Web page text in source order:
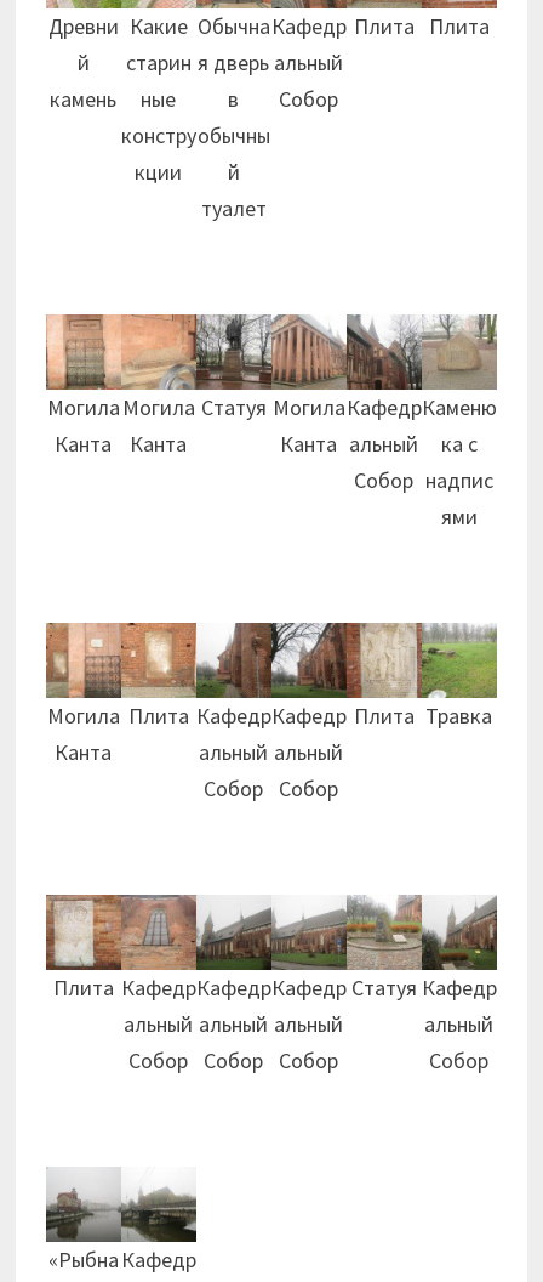
Древни
й
камень
Какие
старин
ные
констру
кции
Обычна
я дверь
в
обычны
й
туалет
Кафедр
альный
Собор
Плита Плита
Могила
Канта
Могила
Канта
Статуя Могила
Канта
Кафедр
альный
Собор
Каменю
ка с
надпис
ями
Могила
Канта
Плита Кафедр
альный
Собор
Кафедр
альный
Собор
Плита Травка
Плита Кафедр
альный
Собор
Кафедр
альный
Собор
Кафедр
альный
Собор
Статуя Кафедр
альный
Собор
«Рыбна Кафедр